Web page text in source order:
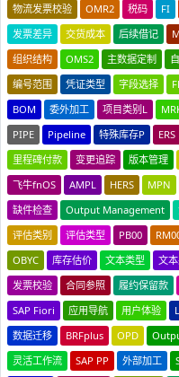
物流发票校验
OMR2 税码 FI
发票差异
交货成本 后续借记
组织结构
OMS2 主数据定制
编号范围
凭证类型 字段选择
BOM
委外加工 项目类别L
PIPE
Pipeline 特殊库存P ERS
里程碑付款
变更追踪 版本管理
飞牛fnOS
AMPL HERS MPN
缺件检查
Output Management
评估类别
评估类型 PB00
OBYC
库存估价 文本类型 文
发票校验
合同参照 履约保留款
SAP Fiori
应用导航 用户体验
数据迁移
BRFplus OPD
灵活工作流
SAP PP 外部加工